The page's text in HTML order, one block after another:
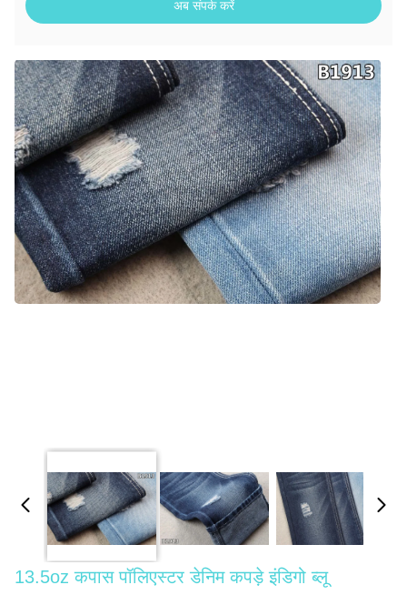
अब संपर्क करें
13.5oz कपास पॉलिएस्टर डेनिम कपड़े इंडिगो ब्लू